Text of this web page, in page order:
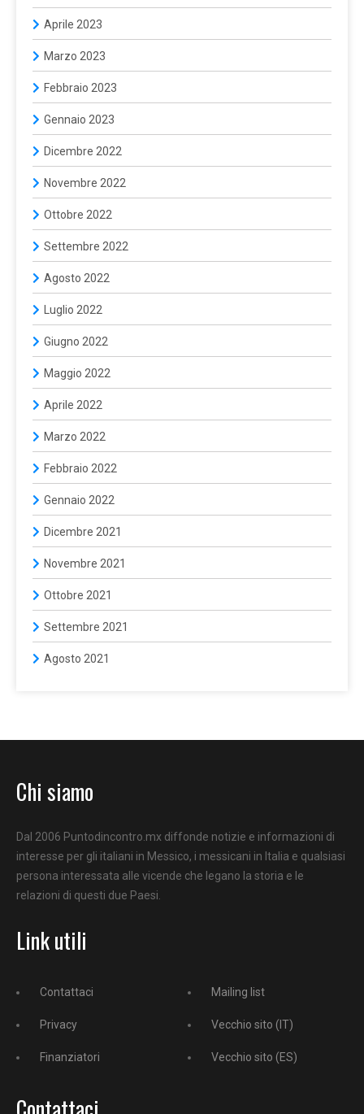
Aprile 2023
Marzo 2023
Febbraio 2023
Gennaio 2023
Dicembre 2022
Novembre 2022
Ottobre 2022
Settembre 2022
Agosto 2022
Luglio 2022
Giugno 2022
Maggio 2022
Aprile 2022
Marzo 2022
Febbraio 2022
Gennaio 2022
Dicembre 2021
Novembre 2021
Ottobre 2021
Settembre 2021
Agosto 2021
Chi siamo
Dal 2006 Puntodincontro.mx diffonde notizie e informazioni di
interesse per gli italiani in Messico, i messicani in Italia e qualsiasi
persona interessata alle vicende che legano la storia e le
relazioni di questi due Paesi.
Link utili
Contattaci
Privacy
Finanziatori
Mailing list
Vecchio sito (IT)
Vecchio sito (ES)